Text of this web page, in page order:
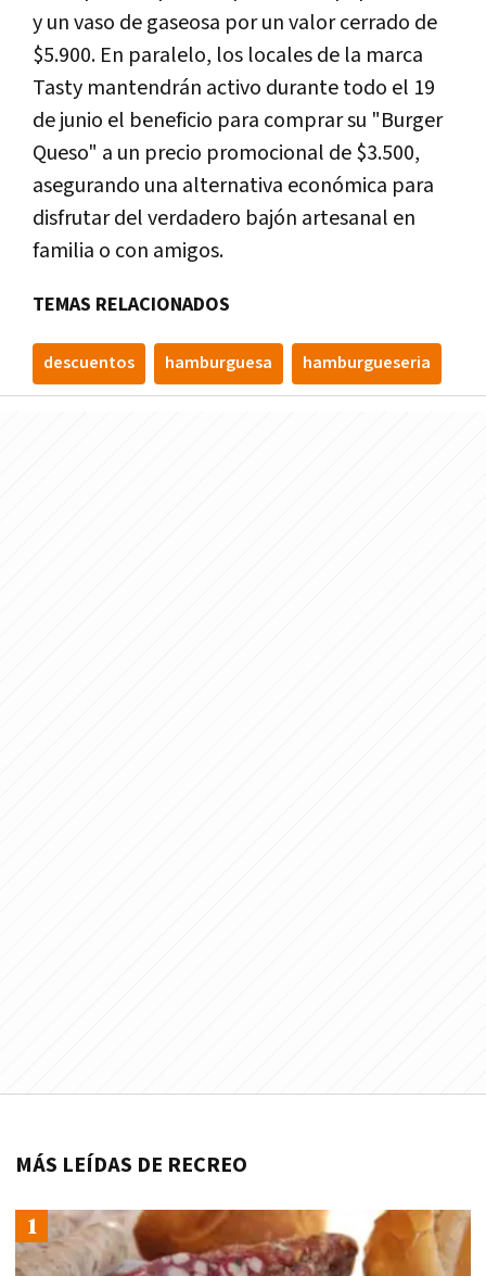
y un vaso de gaseosa por un valor cerrado de
$5.900. En paralelo, los locales de la marca
Tasty mantendrán activo durante todo el 19
de junio el beneficio para comprar su "Burger
Queso" a un precio promocional de $3.500,
asegurando una alternativa económica para
disfrutar del verdadero bajón artesanal en
familia o con amigos.
TEMAS RELACIONADOS
descuentos hamburguesa hamburgueseria
MÁS LEÍDAS DE RECREO